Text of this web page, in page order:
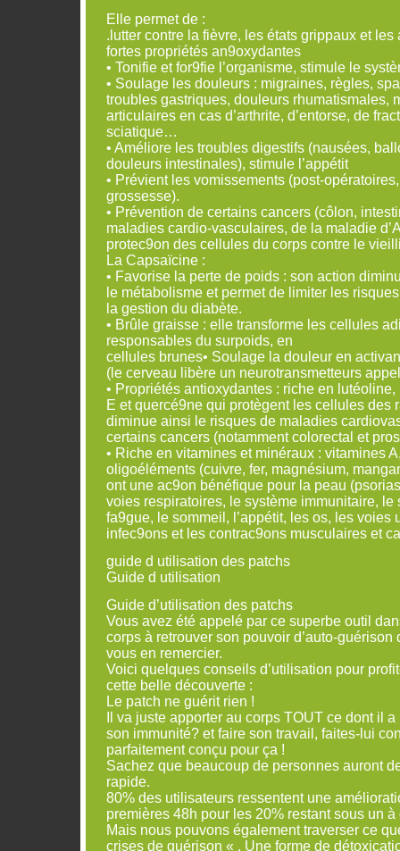
Elle permet de :
.lutter contre la fièvre, les états grippaux et les
fortes propriétés an9oxydantes
• Tonifie et for9fie l’organisme, stimule le
• Soulage les douleurs : migraines, règles,
troubles gastriques, douleurs rhumatismales,
articulaires en cas d’arthrite, d’entorse, de
sciatique…
• Améliore les troubles digestifs (nausées,
douleurs intestinales), stimule l’appétit
• Prévient les vomissements (post-
grossesse).
• Prévention de certains cancers (côlon,
maladies cardio-vasculaires, de la maladie
protec9on des cellules du corps contre le
La Capsaïcine :
• Favorise la perte de poids : son action
le métabolisme et permet de limiter les
la gestion du diabète.
• Brûle graisse : elle transforme les cellules
responsables du surpoids, en
cellules brunes• Soulage la douleur en
(le cerveau libère un neurotransmetteurs
• Propriétés antioxydantes : riche en
E et quercé9ne qui protègent les cellules des
diminue ainsi le risques de maladies
certains cancers (notamment colorectal et
• Riche en vitamines et minéraux : vitamines
oligoéléments (cuivre, fer, magnésium,
ont une ac9on bénéfique pour la peau
voies respiratoires, le système immunitaire, le
fa9gue, le sommeil, l’appétit, les os, les voies
infec9ons et les contrac9ons musculaires et
guide d utilisation des patchs
Guide d utilisation
Guide d’utilisation des patchs
Vous avez été appelé par ce superbe outil
corps à retrouver son pouvoir d’auto-guérison
vous en remercier.
Voici quelques conseils d’utilisation pour
cette belle découverte :
Le patch ne guérit rien !
Il va juste apporter au corps TOUT ce dont il
son immunité? et faire son travail, faites-lui
parfaitement conçu pour ça !
Sachez que beaucoup de personnes auront
rapide.
80% des utilisateurs ressentent une
premières 48h pour les 20% restant sous un
Mais nous pouvons également traverser ce
crises de guérison « . Une forme de